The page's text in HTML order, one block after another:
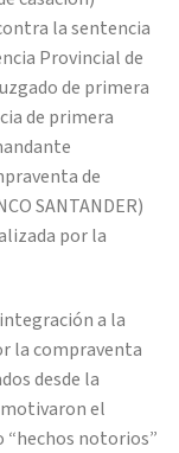
la sentencia
Provincial de
de primera
de primera
de
SANTANDER)
por la
a la
la compraventa
desde la
el
notorios”